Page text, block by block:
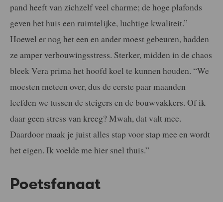
pand heeft van zichzelf veel charme; de hoge plafonds
geven het huis een ruimtelijke, luchtige kwaliteit.”
Hoewel er nog het een en ander moest gebeuren, hadden
ze amper verbouwingsstress. Sterker, midden in de chaos
bleek Vera prima het hoofd koel te kunnen houden. “We
moesten meteen over, dus de eerste paar maanden
leefden we tussen de steigers en de bouwvakkers. Of ik
daar geen stress van kreeg? Mwah, dat valt mee.
Daardoor maak je juist alles stap voor stap mee en wordt
het eigen. Ik voelde me hier snel thuis.”
Poetsfanaat